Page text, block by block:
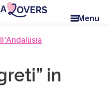
Menu
in